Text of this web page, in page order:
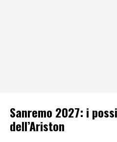
Sanremo 2027: i
dell’Ariston